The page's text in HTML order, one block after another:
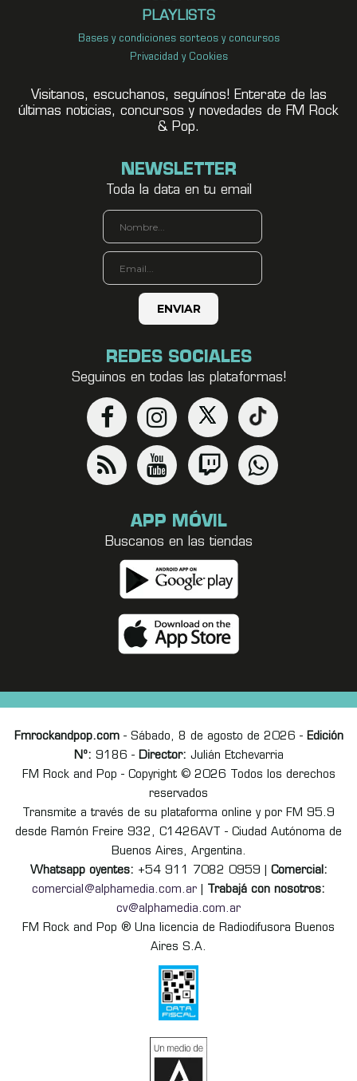
PLAYLISTS
Bases y condiciones sorteos y concursos
Privacidad y Cookies
Visitanos, escuchanos, seguínos! Enterate de las
últimas noticias, concursos y novedades de FM Rock
& Pop.
NEWSLETTER
Toda la data en tu email
REDES SOCIALES
Seguinos en todas las plataformas!
APP MÓVIL
Buscanos en las tiendas
Fmrockandpop.com- Sábado, 8 de agosto de 2026 - Edición
Nº: 9186 - Director: Julián Etchevarria
FM Rock and Pop - Copyright © 2026 Todos los derechos
reservados
Transmite a través de su plataforma online y por FM 95.9
desde Ramón Freire 932, C1426AVT - Ciudad Autónoma de
Buenos Aires, Argentina.
Whatsapp oyentes: +54 911 7082 0959 | Comercial:
comercial@alphamedia.com.ar
Trabajá con nosotros:
cv@alphamedia.com.ar
FM Rock and Pop ® Una licencia de Radiodifusora Buenos
Aires S.A.